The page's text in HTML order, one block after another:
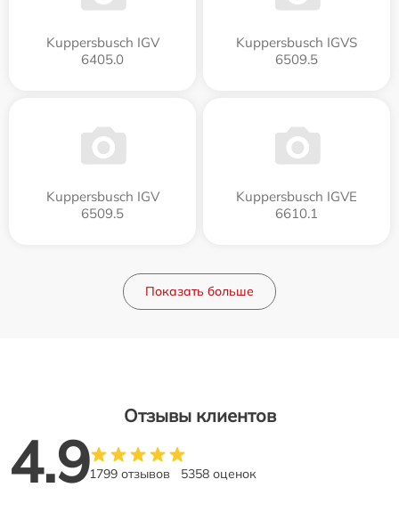
Kuppersbusch IGV
6405.0
Kuppersbusch IGVS
6509.5
Kuppersbusch IGV
6509.5
Kuppersbusch IGVE
6610.1
Показать больше
Отзывы клиентов
4.91799 отзывов 5358 оценок